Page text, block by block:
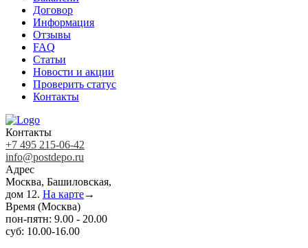
Договор
Информация
Отзывы
FAQ
Статьи
Новости и акции
Проверить статус
Контакты
Контакты
+7 495 215-06-42
info@postdepo.ru
Адрес
Москва, Башиловская,
дом 12. На карте→
Время (Москва)
пон-пятн: 9.00 - 20.00
суб: 10.00-16.00